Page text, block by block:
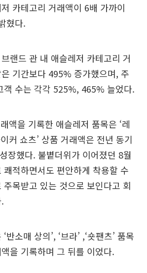
카테고리 거래액이 6배 가까이
혔다.
랜드 관 내 애슬레저 카테고리 거
기간보다 495% 증가했으며, 주
객 수는 각각 525%, 465% 늘었다.
액을 기록한 애슬레저 품목은 ‘레
커 쇼츠’ 상품 거래액은 전년 동기
장했다. 불볕더위가 이어졌던 8월
쾌적하면서도 편안하게 착용할 수
주목받고 있는 것으로 보인다고 회
반소매 상의’, ‘브라’ ,‘숏팬츠’ 품목
을 기록하며 그 뒤를 이었다.